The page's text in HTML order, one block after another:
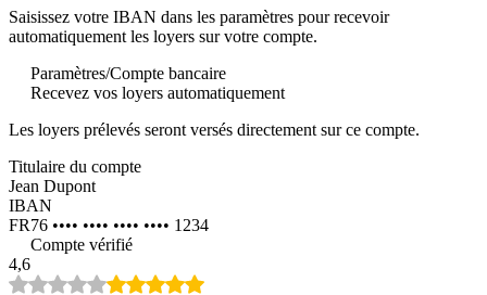
Saisissez votre IBAN dans les paramètres pour recevoir
automatiquement les loyers sur votre compte.
Paramètres/Compte bancaire
Recevez vos loyers automatiquement
Les loyers prélevés seront versés directement sur ce compte.
Titulaire du compte
Jean Dupont
IBAN
FR76 •••• •••• •••• •••• 1234
Compte vérifié
4,6